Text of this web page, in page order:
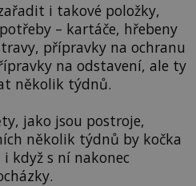
i takové položky,
– kartáče, hřebeny
přípravky na ochranu
na odstavení, ale ty
několik týdnů.
jako jsou postroje,
několik týdnů by kočka
když s ní nakonec